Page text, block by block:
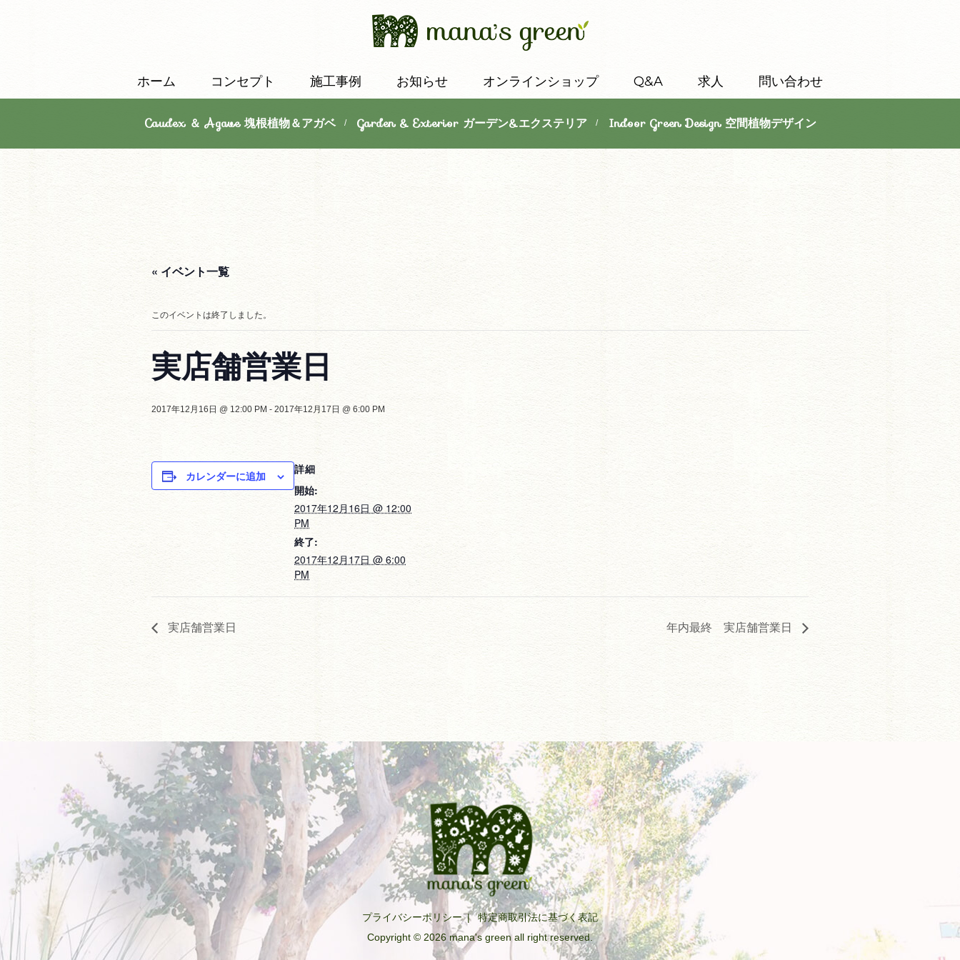
ホーム コンセプト 施工事例 お知らせ オンラインショップ Q&A 求人 問い合わせ
Caudex ＆ Agave 塊根植物＆アガベ/ Garden & Exterior ガーデン&エクステリア/ Indoor Green Design 空間植物デザイン
« イベント一覧
このイベントは終了しました。
実店舗営業日
2017年12月16日 @ 12:00 PM - 2017年12月17日 @ 6:00 PM
カレンダーに追加
詳細
開始:
2017年12月16日 @ 12:00
PM
終了:
2017年12月17日 @ 6:00
PM
実店舗営業日 年内最終 実店舗営業日
プライバシーポリシー|特定商取引法に基づく表記
Copyright © 2026 mana's green all right reserved.